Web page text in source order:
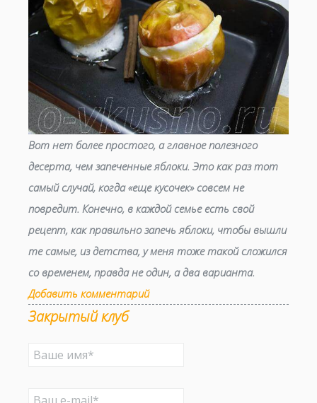
Вот нет более простого, а главное полезного
десерта, чем запеченные яблоки. Это как раз тот
самый случай, когда «еще кусочек» совсем не
повредит. Конечно, в каждой семье есть свой
рецепт, как правильно запечь яблоки, чтобы вышли
те самые, из детства, у меня тоже такой сложился
со временем, правда не один, а два варианта.
Добавить комментарий
Закрытый клуб